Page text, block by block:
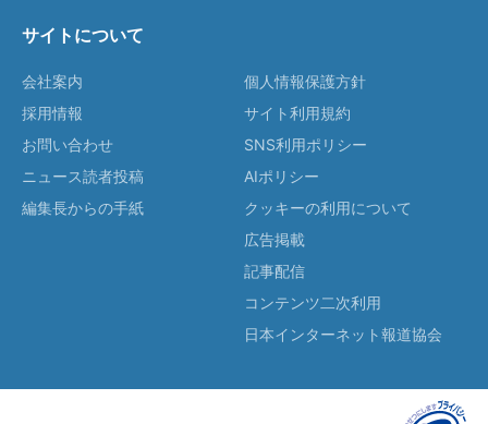
サイトについて
会社案内
採用情報
お問い合わせ
ニュース読者投稿
編集長からの手紙
個人情報保護方針
サイト利用規約
SNS利用ポリシー
AIポリシー
クッキーの利用について
広告掲載
記事配信
コンテンツ二次利用
日本インターネット報道協会